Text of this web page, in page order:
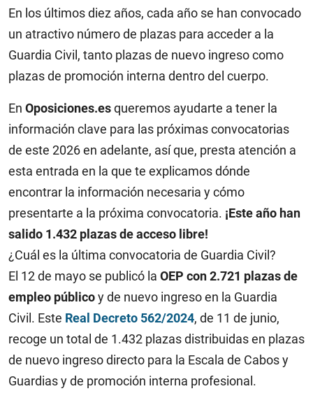
En los últimos diez años, cada año se han convocado
un atractivo número de plazas para acceder a la
Guardia Civil, tanto plazas de nuevo ingreso como
plazas de promoción interna dentro del cuerpo.
En Oposiciones.esqueremos ayudarte a tener la
información clave para las próximas convocatorias
de este 2026 en adelante, así que, presta atención a
esta entrada en la que te explicamos dónde
encontrar la información necesaria y cómo
presentarte a la próxima convocatoria. ¡Este año han
salido 1.432 plazas de acceso libre!
¿Cuál es la última convocatoria de Guardia Civil?
El 12 de mayo se publicó la OEP con 2.721 plazas de
empleo públicoy de nuevo ingreso en la Guardia
Civil. Este Real Decreto 562/2024, de 11 de junio,
recoge un total de 1.432 plazas distribuidas en plazas
de nuevo ingreso directo para la Escala de Cabos y
Guardias y de promoción interna profesional.